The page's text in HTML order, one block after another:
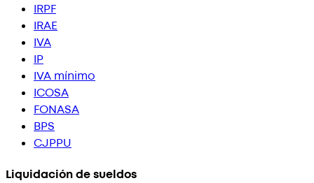
IRPF
IRAE
IVA
IP
IVA mínimo
ICOSA
FONASA
BPS
CJPPU
Liquidación de sueldos